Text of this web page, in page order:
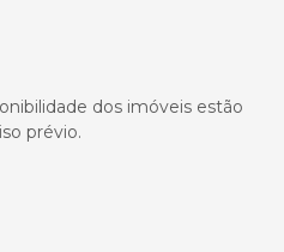
dos imóveis estão
prévio.